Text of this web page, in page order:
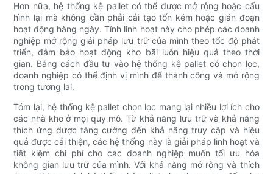
Hơn nữa, hệ thống kệ pallet có thể được mở rộng hoặc cấu
hình lại mà không cần phải cải tạo tốn kém hoặc gián đoạn
hoạt động hàng ngày. Tính linh hoạt này cho phép các doanh
nghiệp mở rộng giải pháp lưu trữ của mình theo tốc độ phát
triển, đảm bảo hoạt động kho bãi luôn hiệu quả theo thời
gian. Bằng cách đầu tư vào hệ thống kệ pallet có chọn lọc,
doanh nghiệp có thể định vị mình để thành công và mở rộng
trong tương lai.
Tóm lại, hệ thống kệ pallet chọn lọc mang lại nhiều lợi ích cho
các nhà kho ở mọi quy mô. Từ khả năng lưu trữ và khả năng
thích ứng được tăng cường đến khả năng truy cập và hiệu
quả được cải thiện, các hệ thống này là giải pháp linh hoạt và
tiết kiệm chi phí cho các doanh nghiệp muốn tối ưu hóa
không gian lưu trữ của mình. Với khả năng mở rộng và thích